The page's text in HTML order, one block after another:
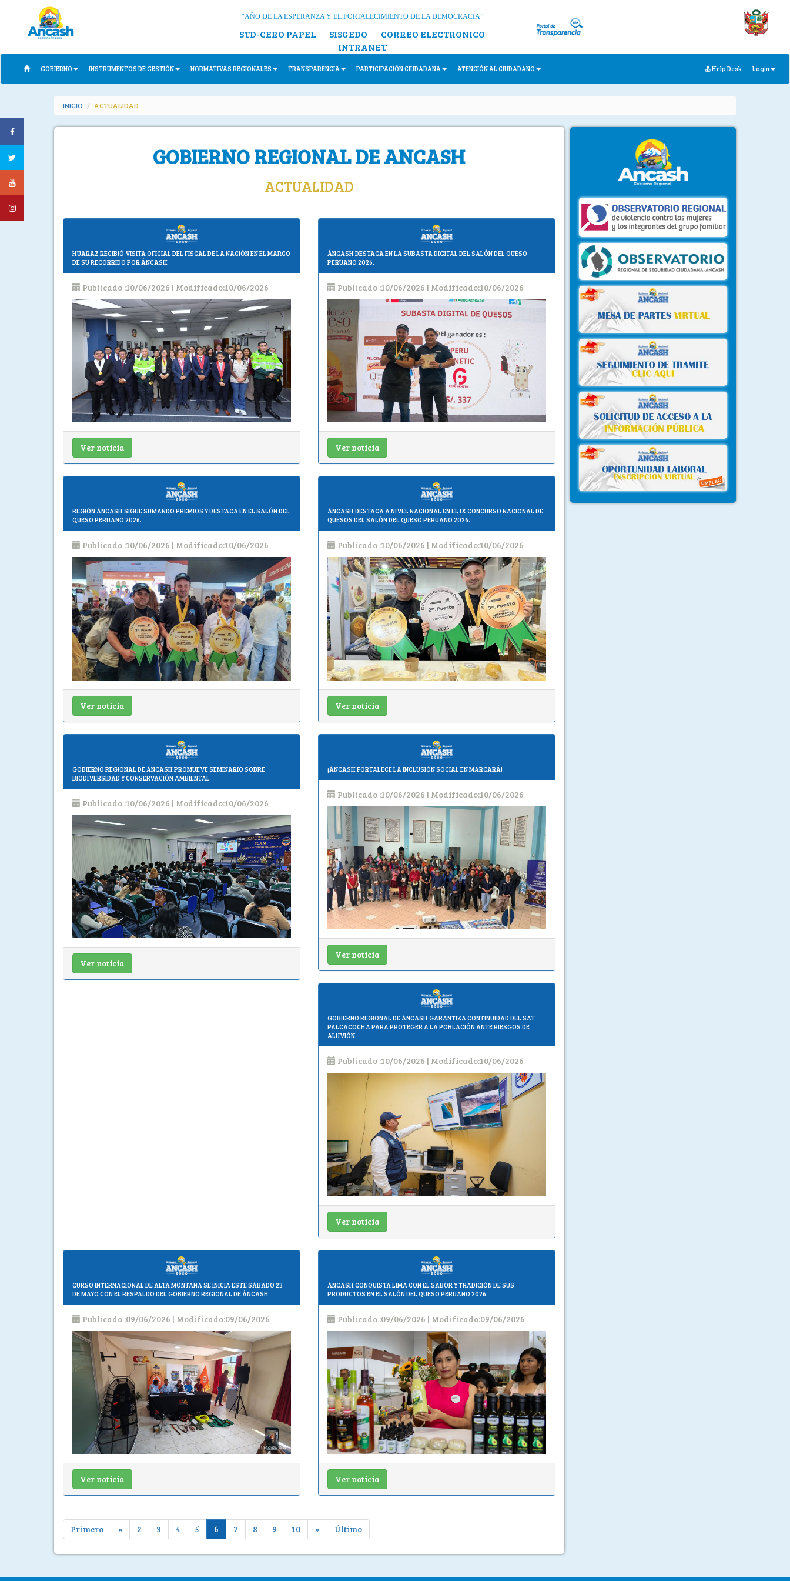
“AÑO DE LA ESPERANZA Y EL FORTALECIMIENTO DE LA DEMOCRACIA”
STD-CERO PAPEL SISGEDO
CORREO ELECTRONICO
INTRANET
GOBIERNO INSTRUMENTOS DE GESTIÓN NORMATIVAS REGIONALES TRANSPARENCIA PARTICIPACIÓN CIUDADANA ATENCIÓN AL CIUDADANO Help Desk Login
INICIO ACTUALIDAD
GOBIERNO REGIONAL DE ANCASH
ACTUALIDAD
HUARAZ RECIBIÓ VISITA OFICIAL DEL FISCAL DE LA NACIÓN EN EL MARCO
DE SU RECORRIDO POR ÁNCASH
Publicado :10/06/2026 | Modificado:10/06/2026
Ver noticia
ÁNCASH DESTACA EN LA SUBASTA DIGITAL DEL SALÓN DEL QUESO
PERUANO 2026.
Publicado :10/06/2026 | Modificado:10/06/2026
Ver noticia
REGIÓN ÁNCASH SIGUE SUMANDO PREMIOS Y DESTACA EN EL SALÓN DEL
QUESO PERUANO 2026.
Publicado :10/06/2026 | Modificado:10/06/2026
Ver noticia
ÁNCASH DESTACA A NIVEL NACIONAL EN EL IX CONCURSO NACIONAL DE
QUESOS DEL SALÓN DEL QUESO PERUANO 2026.
Publicado :10/06/2026 | Modificado:10/06/2026
Ver noticia
GOBIERNO REGIONAL DE ÁNCASH PROMUEVE SEMINARIO SOBRE
BIODIVERSIDAD Y CONSERVACIÓN AMBIENTAL
Publicado :10/06/2026 | Modificado:10/06/2026
Ver noticia
¡ÁNCASH FORTALECE LA INCLUSIÓN SOCIAL EN MARCARÁ!
Publicado :10/06/2026 | Modificado:10/06/2026
Ver noticia
GOBIERNO REGIONAL DE ÁNCASH GARANTIZA CONTINUIDAD DEL SAT
PALCACOCHA PARA PROTEGER A LA POBLACIÓN ANTE RIESGOS DE
ALUVIÓN.
Publicado :10/06/2026 | Modificado:10/06/2026
Ver noticia
CURSO INTERNACIONAL DE ALTA MONTAÑA SE INICIA ESTE SÁBADO 23
DE MAYO CON EL RESPALDO DEL GOBIERNO REGIONAL DE ÁNCASH
Publicado :09/06/2026 | Modificado:09/06/2026
Ver noticia
ÁNCASH CONQUISTA LIMA CON EL SABOR Y TRADICIÓN DE SUS
PRODUCTOS EN EL SALÓN DEL QUESO PERUANO 2026.
Publicado :09/06/2026 | Modificado:09/06/2026
Ver noticia
Primero « 2 3 4 5 6 7 8 9 10 » Último